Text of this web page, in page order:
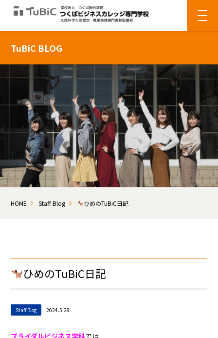
TuBiC BLOG
HOME Staff Blog ひめのTuBiC日記
ひめのTuBiC日記
Staff Blog 2024.5.28
ブライダルビジネス学科では